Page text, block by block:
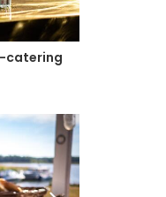
catering